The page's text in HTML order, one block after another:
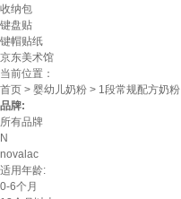
收纳包
键盘贴
键帽贴纸
京东美术馆
当前位置：
首页 > 婴幼儿奶粉 > 1段常规配方奶粉
品牌:
所有品牌
N
novalac
适用年龄:
0-6个月